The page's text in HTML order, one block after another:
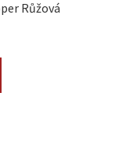
Růžová